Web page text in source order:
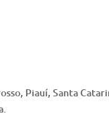
Piauí, Santa